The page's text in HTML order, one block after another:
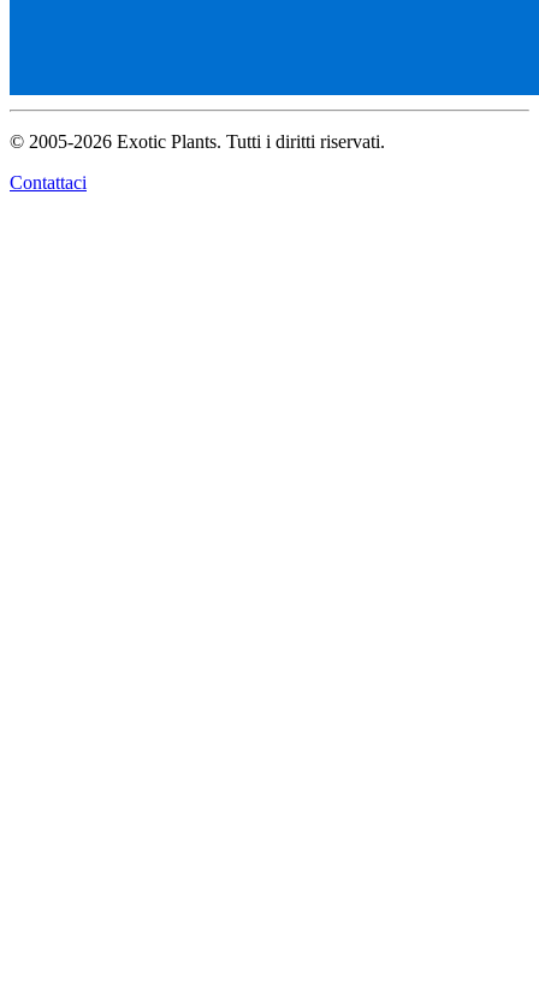
© 2005-2026 Exotic Plants. Tutti i diritti riservati.
Contattaci